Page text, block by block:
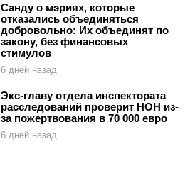
Санду о мэриях, которые
отказались объединяться
добровольно: Их объединят по
закону, без финансовых
стимулов
6 дней назад
Экс-главу отдела инспектората
расследований проверит НОН из-
за пожертвования в 70 000 евро
6 дней назад